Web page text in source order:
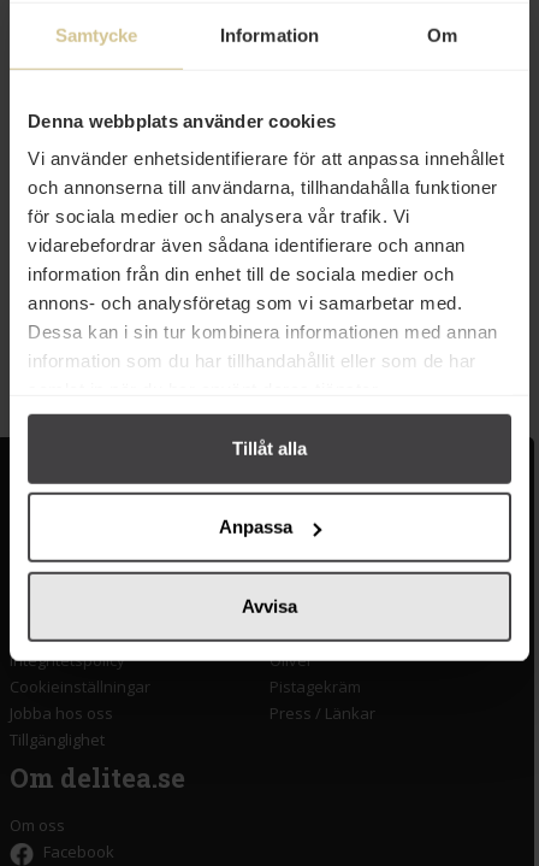
Samtycke Information Om
Denna webbplats använder cookies
Vi använder enhetsidentifierare för att anpassa innehållet
och annonserna till användarna, tillhandahålla funktioner
för sociala medier och analysera vår trafik. Vi
vidarebefordrar även sådana identifierare och annan
information från din enhet till de sociala medier och
annons- och analysföretag som vi samarbetar med.
Dessa kan i sin tur kombinera informationen med annan
information som du har tillhandahållit eller som de har
Tillåt alla
Anpassa
Avvisa
25 kr
Robertson's Citronmarmelad
Köp
25 kr
Robertson's Lemon Curd 340g
Köp
Kundservice
Vanliga frågor
Frakt och leverans
Köpvillkor
Integritetspolicy
Cookieinställningar
Jobba hos oss
Tillgänglighet
Populära länkar
Monin
Lyxkonserver
Pasta
Olivolja
Kaffe & Te
Oliver
Pistagekräm
Press / Länkar
Om delitea.se
Om oss
Facebook